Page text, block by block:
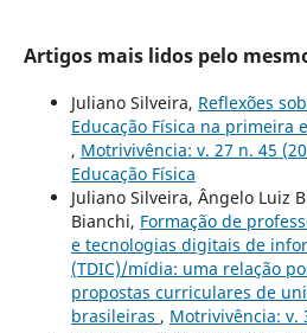
Artigos mais lidos pelo
Juliano Silveira, Reflexões
Educação Física na primeira
, Motrivivência: v. 27 n. 45
Educação Física
Juliano Silveira, Ângelo Luiz
Bianchi, Formação de
e tecnologias digitais de
(TDIC)/mídia: uma relação
propostas curriculares de
brasileiras , Motrivivência: v.